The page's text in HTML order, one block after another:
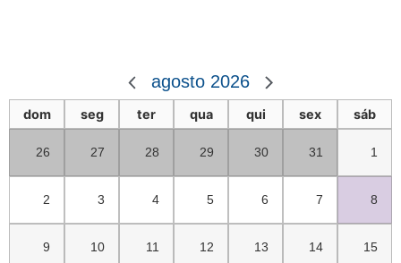
agosto 2026
dom seg ter qua qui sex sáb
26 27 28 29 30 31 1
2 3 4 5 6 7 8
9 10 11 12 13 14 15